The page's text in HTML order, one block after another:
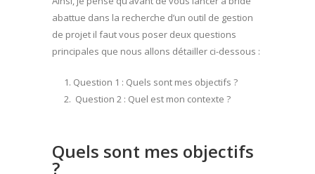
abattue dans la recherche d’un outil de gestion
de projet il faut vous poser deux questions
principales que nous allons détailler ci-dessous :
Question 1 : Quels sont mes objectifs ?
Question 2 : Quel est mon contexte ?
Quels sont mes objectifs
?